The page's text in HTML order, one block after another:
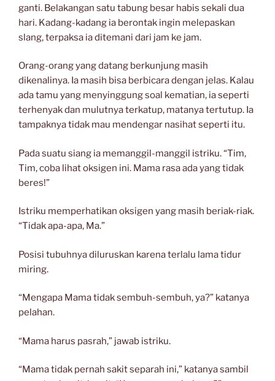
ganti. Belakangan satu tabung besar habis sekali dua
hari. Kadang-kadang ia berontak ingin melepaskan
slang, terpaksa ia ditemani dari jam ke jam.
Orang-orang yang datang berkunjung masih
dikenalinya. Ia masih bisa berbicara dengan jelas. Kalau
ada tamu yang menyinggung soal kematian, ia seperti
terhenyak dan mulutnya terkatup, matanya tertutup. Ia
tampaknya tidak mau mendengar nasihat seperti itu.
Pada suatu siang ia memanggil-manggil istriku. “Tim,
Tim, coba lihat oksigen ini. Mama rasa ada yang tidak
beres!”
Istriku memperhatikan oksigen yang masih beriak-riak.
“Tidak apa-apa, Ma.”
Posisi tubuhnya diluruskan karena terlalu lama tidur
miring.
“Mengapa Mama tidak sembuh-sembuh, ya?” katanya
pelahan.
“Mama harus pasrah,” jawab istriku.
“Mama tidak pernah sakit separah ini,” katanya sambil